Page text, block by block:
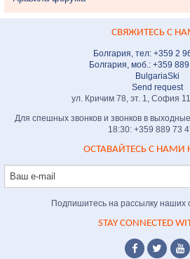
СВЯЖИТЕСЬ С
Болгария, тел: +359 2
Болгария, моб.: +359
BulgariaSki
Send request
ул. Кричим 78, эт. 1, София
Для спешных звонков и звонков в
18:30: +359 889 73
ОСТАВАЙТЕСЬ С НАМИ
Подпишитесь на рассылку наших
STAY CONNECTED